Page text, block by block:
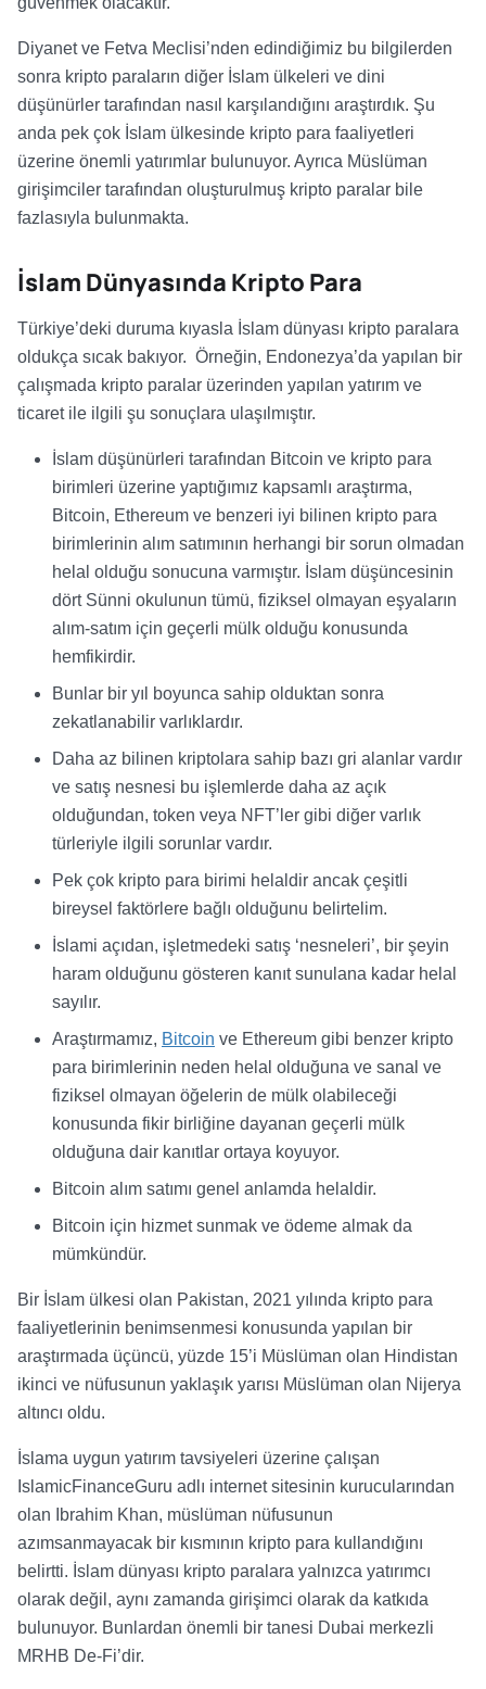
Diyanet ve Fetva Meclisi’nden edindiğimiz bu bilgilerden
sonra kripto paraların diğer İslam ülkeleri ve dini
düşünürler tarafından nasıl karşılandığını araştırdık. Şu
anda pek çok İslam ülkesinde kripto para faaliyetleri
üzerine önemli yatırımlar bulunuyor. Ayrıca Müslüman
girişimciler tarafından oluşturulmuş kripto paralar bile
fazlasıyla bulunmakta.
İslam Dünyasında Kripto Para
Türkiye’deki duruma kıyasla İslam dünyası kripto paralara
oldukça sıcak bakıyor. Örneğin, Endonezya’da yapılan bir
çalışmada kripto paralar üzerinden yapılan yatırım ve
ticaret ile ilgili şu sonuçlara ulaşılmıştır.
İslam düşünürleri tarafından Bitcoin ve kripto para
birimleri üzerine yaptığımız kapsamlı araştırma,
Bitcoin, Ethereum ve benzeri iyi bilinen kripto para
birimlerinin alım satımının herhangi bir sorun olmadan
helal olduğu sonucuna varmıştır. İslam düşüncesinin
dört Sünni okulunun tümü, fiziksel olmayan eşyaların
alım-satım için geçerli mülk olduğu konusunda
hemfikirdir.
Bunlar bir yıl boyunca sahip olduktan sonra
zekatlanabilir varlıklardır.
Daha az bilinen kriptolara sahip bazı gri alanlar vardır
ve satış nesnesi bu işlemlerde daha az açık
olduğundan, token veya NFT’ler gibi diğer varlık
türleriyle ilgili sorunlar vardır.
Pek çok kripto para birimi helaldir ancak çeşitli
bireysel faktörlere bağlı olduğunu belirtelim.
İslami açıdan, işletmedeki satış ‘nesneleri’, bir şeyin
haram olduğunu gösteren kanıt sunulana kadar helal
sayılır.
Araştırmamız, Bitcoin ve Ethereum gibi benzer kripto
para birimlerinin neden helal olduğuna ve sanal ve
fiziksel olmayan öğelerin de mülk olabileceği
konusunda fikir birliğine dayanan geçerli mülk
olduğuna dair kanıtlar ortaya koyuyor.
Bitcoin alım satımı genel anlamda helaldir.
Bitcoin için hizmet sunmak ve ödeme almak da
mümkündür.
Bir İslam ülkesi olan Pakistan, 2021 yılında kripto para
faaliyetlerinin benimsenmesi konusunda yapılan bir
araştırmada üçüncü, yüzde 15’i Müslüman olan Hindistan
ikinci ve nüfusunun yaklaşık yarısı Müslüman olan Nijerya
altıncı oldu.
İslama uygun yatırım tavsiyeleri üzerine çalışan
IslamicFinanceGuru adlı internet sitesinin kurucularından
olan Ibrahim Khan, müslüman nüfusunun
azımsanmayacak bir kısmının kripto para kullandığını
belirtti. İslam dünyası kripto paralara yalnızca yatırımcı
olarak değil, aynı zamanda girişimci olarak da katkıda
bulunuyor. Bunlardan önemli bir tanesi Dubai merkezli
MRHB De-Fi’dir.